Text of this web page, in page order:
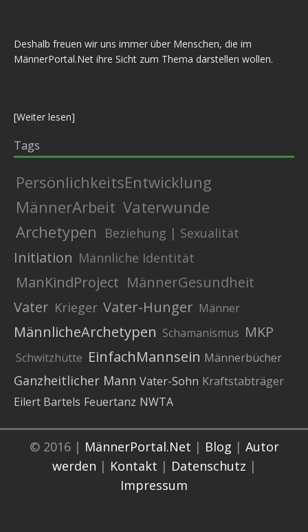
Deshalb freuen wir uns immer über Menschen, die im
MännerPortal.Net ihre Sicht zum Thema darstellen wollen.
[Weiter lesen]
Tags
PersönlichkeitsEntwicklung
MännerArbeit Vaterwunde
Archetypen
Beziehung | Sexualität
Initiation Männliche Identität
ManKindProject MännerGesundheit
Vater Krieger Vater-Hunger Männer
MännlicheArchetypen Schamanismus MKP
Schwitzhütte EinfachMannsein Männerbücher
Ganzheitlicher Mann Vater-Sohn Kraftstabträger
Eilert Bartels Feuertanz NWTA
© 2016 | MännerPortal.Net | Blog | Autor
werden | Kontakt | Datenschutz |
Impressum